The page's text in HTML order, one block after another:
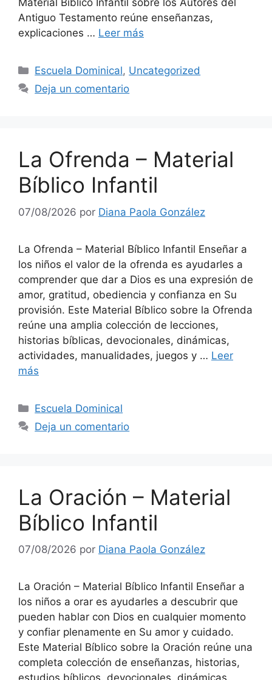
Material Bíblico Infantil sobre los Autores del
Antiguo Testamento reúne enseñanzas,
explicaciones … Leer más
Escuela Dominical, Uncategorized
Deja un comentario
La Ofrenda – Material
Bíblico Infantil
07/08/2026 por Diana Paola González
La Ofrenda – Material Bíblico Infantil Enseñar a
los niños el valor de la ofrenda es ayudarles a
comprender que dar a Dios es una expresión de
amor, gratitud, obediencia y confianza en Su
provisión. Este Material Bíblico sobre la Ofrenda
reúne una amplia colección de lecciones,
historias bíblicas, devocionales, dinámicas,
actividades, manualidades, juegos y … Leer
más
Escuela Dominical
Deja un comentario
La Oración – Material
Bíblico Infantil
07/08/2026 por Diana Paola González
La Oración – Material Bíblico Infantil Enseñar a
los niños a orar es ayudarles a descubrir que
pueden hablar con Dios en cualquier momento
y confiar plenamente en Su amor y cuidado.
Este Material Bíblico sobre la Oración reúne una
completa colección de enseñanzas, historias,